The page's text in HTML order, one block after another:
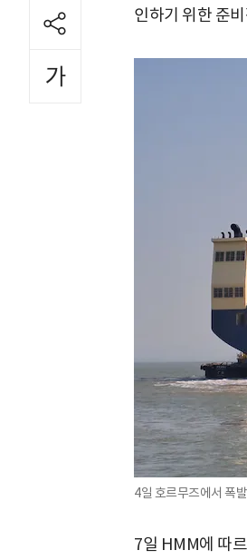
인하기 위한 준
4일 호르무즈에서 폭
7일 HMM에 따